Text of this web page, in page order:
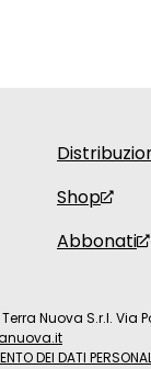
Shop
Abbonati
Nuova S.r.l. Via
DEI DATI